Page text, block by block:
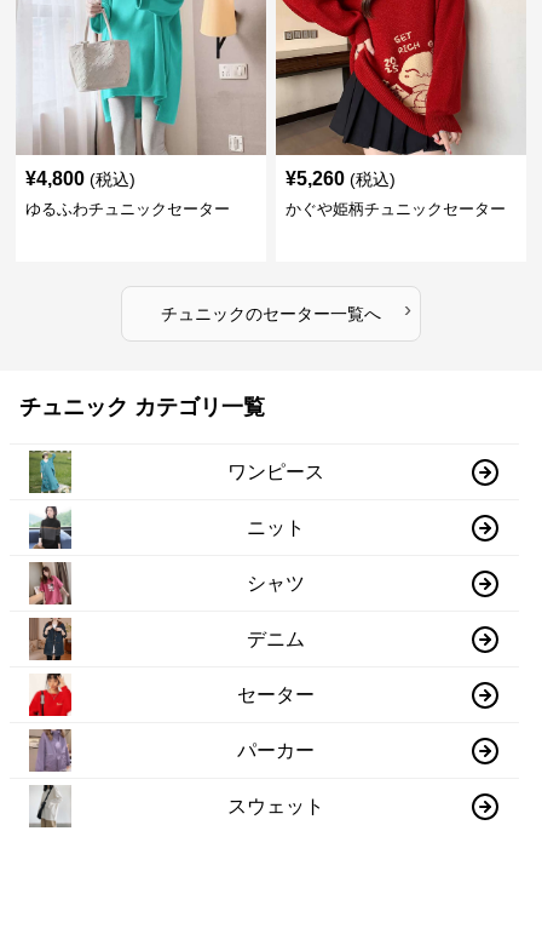
¥4,800 (税込)
ゆるふわチュニックセーター
¥5,260 (税込)
かぐや姫柄チュニックセーター
チュニックのセーター一覧へ ›
チュニック カテゴリ一覧
ワンピース
ニット
シャツ
デニム
セーター
パーカー
スウェット